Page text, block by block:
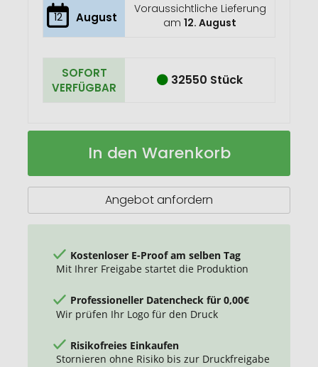
12 August
Voraussichtliche Lieferung
am12. August
SOFORT
VERFÜGBAR
32550 Stück
Seshania
Auf
In den Warenkorb
Angebot anfordern
Kostenloser E-Proof am selben Tag
Mit Ihrer Freigabe startet die Produktion
Professioneller Datencheck für 0,00€
Wir prüfen Ihr Logo für den Druck
Risikofreies Einkaufen
Stornieren ohne Risiko bis zur Druckfreigabe